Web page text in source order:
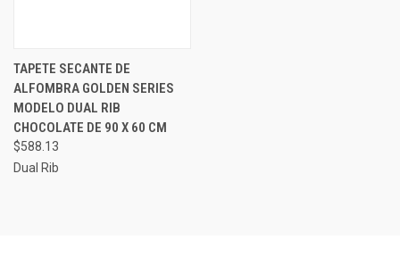
TAPETE SECANTE DE
ALFOMBRA GOLDEN SERIES
MODELO DUAL RIB
CHOCOLATE DE 90 X 60 CM
$588.13
Dual Rib